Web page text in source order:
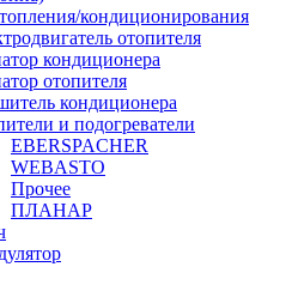
кондиционирования
отопителя
кондиционера
отопителя
кондиционера
и подогреватели
EBERSPACHER
WEBASTO
Прочее
ПЛАНАР